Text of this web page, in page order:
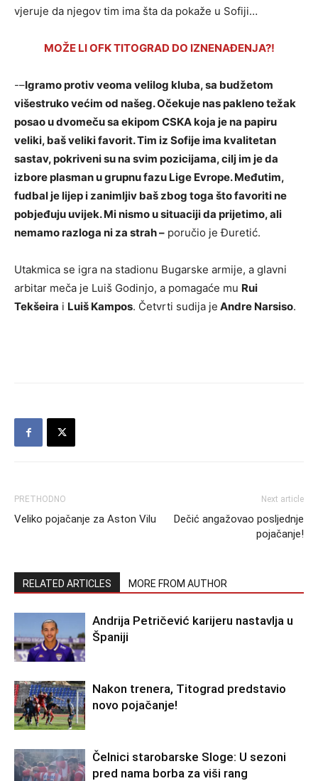
vjeruje da njegov tim ima šta da pokaže u Sofiji…
MOŽE LI OFK TITOGRAD DO IZNENAĐENJA?!
-–Igramo protiv veoma velilog kluba, sa budžetom
višestruko većim od našeg. Očekuje nas pakleno težak
posao u dvomeču sa ekipom CSKA koja je na papiru
veliki, baš veliki favorit. Tim iz Sofije ima kvalitetan
sastav, pokriveni su na svim pozicijama, cilj im je da
izbore plasman u grupnu fazu Lige Evrope. Međutim,
fudbal je lijep i zanimljiv baš zbog toga što favoriti ne
pobjeđuju uvijek. Mi nismo u situaciji da prijetimo, ali
nemamo razloga ni za strah – poručio je Đuretić.
Utakmica se igra na stadionu Bugarske armije, a glavni
arbitar meča je Luiš Godinjo, a pomagaće mu Rui
Tekšeira i Luiš Kampos. Četvrti sudija je Andre Narsiso.
PRETHODNO
Veliko pojačanje za Aston Vilu
Next article
Dečić angažovao posljednje
pojačanje!
RELATED ARTICLES MORE FROM AUTHOR
Andrija Petričević karijeru nastavlja u
Španiji
Nakon trenera, Titograd predstavio
novo pojačanje!
Čelnici starobarske Sloge: U sezoni
pred nama borba za viši rang